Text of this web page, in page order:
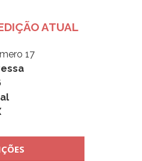
ATUAL
17